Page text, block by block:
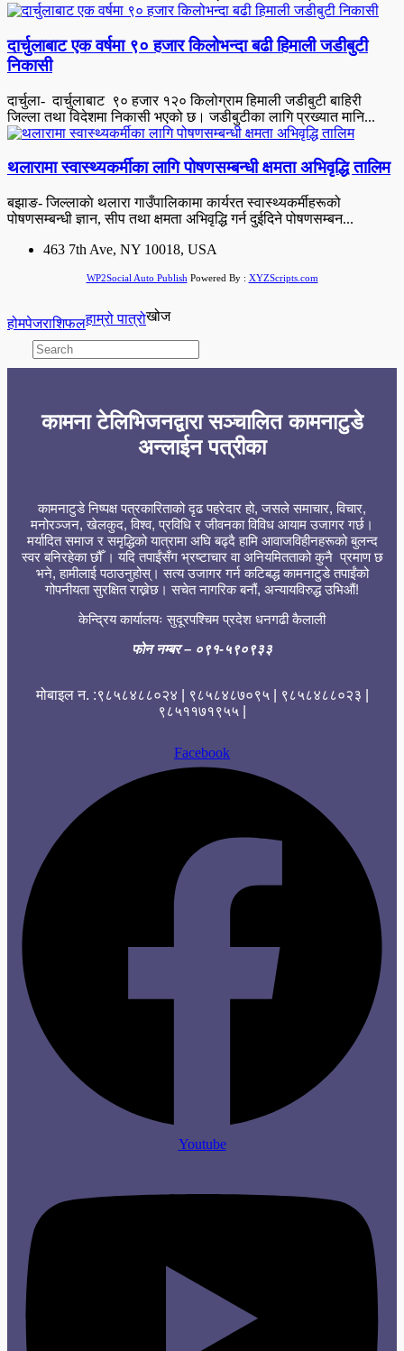
दार्चुलाबाट एक वर्षमा ९० हजार किलोभन्दा बढी हिमाली जडीबुटी
निकासी
दार्चुला- दार्चुलाबाट ९० हजार १२० किलोग्राम हिमाली जडीबुटी बाहिरी
जिल्ला तथा विदेशमा निकासी भएको छ। जडीबुटीका लागि प्रख्यात मानि...
थलारामा स्वास्थ्यकर्मीका लागि पोषणसम्बन्धी क्षमता अभिवृद्धि तालिम
बझाङ- जिल्लाकाे थलारा गाउँपालिकामा कार्यरत स्वास्थ्यकर्मीहरूको
पोषणसम्बन्धी ज्ञान, सीप तथा क्षमता अभिवृद्धि गर्न दुईदिने पोषणसम्बन...
463 7th Ave, NY 10018, USA
WP2Social Auto Publish Powered By : XYZScripts.com
होमपेजराशिफलहाम्रो पात्रोखोज
कामना टेलिभिजनद्वारा सञ्चालित कामनाटुडे
अन्लाईन पत्रीका
कामनाटुडे निष्पक्ष पत्रकारिताको दृढ पहरेदार हो, जसले समाचार, विचार,
मनोरञ्जन, खेलकुद, विश्व, प्रविधि र जीवनका विविध आयाम उजागर गर्छ।
मर्यादित समाज र समृद्धिको यात्रामा अघि बढ्दै हामि आवाजविहीनहरूको बुलन्द
स्वर बनिरहेका छौँ । यदि तपाईंसँग भ्रष्टाचार वा अनियमितताको कुनै प्रमाण छ
भने, हामीलाई पठाउनुहोस्। सत्य उजागर गर्न कटिबद्ध कामनाटुडे तपाईंको
गोपनीयता सुरक्षित राख्नेछ। सचेत नागरिक बनौं, अन्यायविरुद्ध उभिऔं!
केन्द्रिय कार्यालयः सुदूरपश्चिम प्रदेश धनगढी कैलाली
फोन नम्बर– ०९१-५९०९३३
मोबाइल न. :९८५८४८८०२४ | ९८५८४८७०९५ | ९८५८४८८०२३ |
९८५११७१९५५ |
Facebook
Youtube